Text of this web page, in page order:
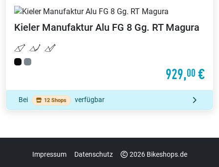
Kieler Manufaktur Alu FG 8 Gg. RT Magura
929,00 €
Bei 12 Shops verfügbar
Impressum Datenschutz 2026 Bikeshops.de